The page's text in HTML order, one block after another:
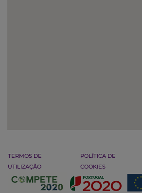
TERMOS DE
UTILIZAÇÃO
POLÍTICA DE
COOKIES